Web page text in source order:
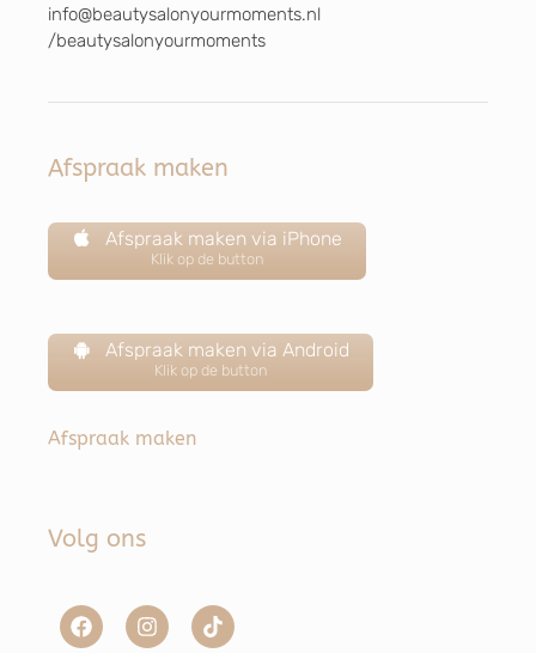
info@beautysalonyourmoments.nl
/beautysalonyourmoments
Afspraak maken
Afspraak maken via iPhone
Klik op de button
Afspraak maken via Android
Klik op de button
Afspraak maken
Volg ons